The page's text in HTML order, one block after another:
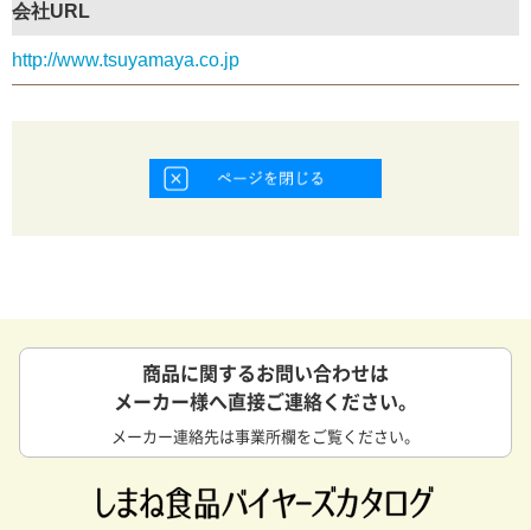
会社URL
http://www.tsuyamaya.co.jp
商品に関するお問い合わせは
メーカー様へ直接ご連絡ください。
メーカー連絡先は事業所欄をご覧ください。